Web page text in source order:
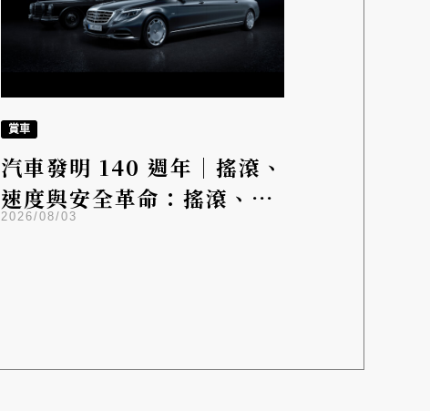
賞車
汽車發明 140 週年｜搖滾、
速度與安全革命：搖滾、速
度與安全革命：
2026/08/03